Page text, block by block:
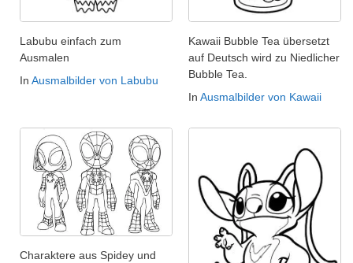
Labubu einfach zum
Ausmalen
In Ausmalbilder von Labubu
Kawaii Bubble Tea übersetzt
auf Deutsch wird zu Niedlicher
Bubble Tea.
In Ausmalbilder von Kawaii
Charaktere aus Spidey und